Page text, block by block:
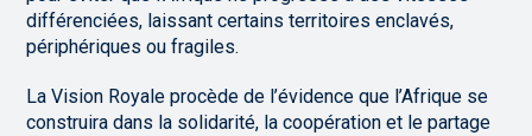
différenciées, laissant certains territoires enclavés,
périphériques ou fragiles.
La Vision Royale procède de l’évidence que l’Afrique se
construira dans la solidarité, la coopération et le partage